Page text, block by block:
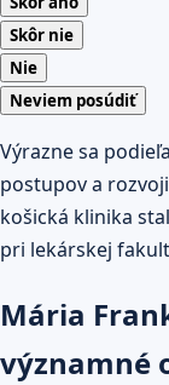
Skôr nie
Nie
Neviem posúdiť
Výrazne sa
postupov a
košická klinika
pri lekárskej
Mária
významné